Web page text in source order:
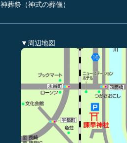
神葬祭（神式の葬儀）
▼周辺地図